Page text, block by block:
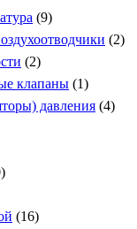
(9)
(2)
(2)
клапаны (1)
давления (4)
(16)